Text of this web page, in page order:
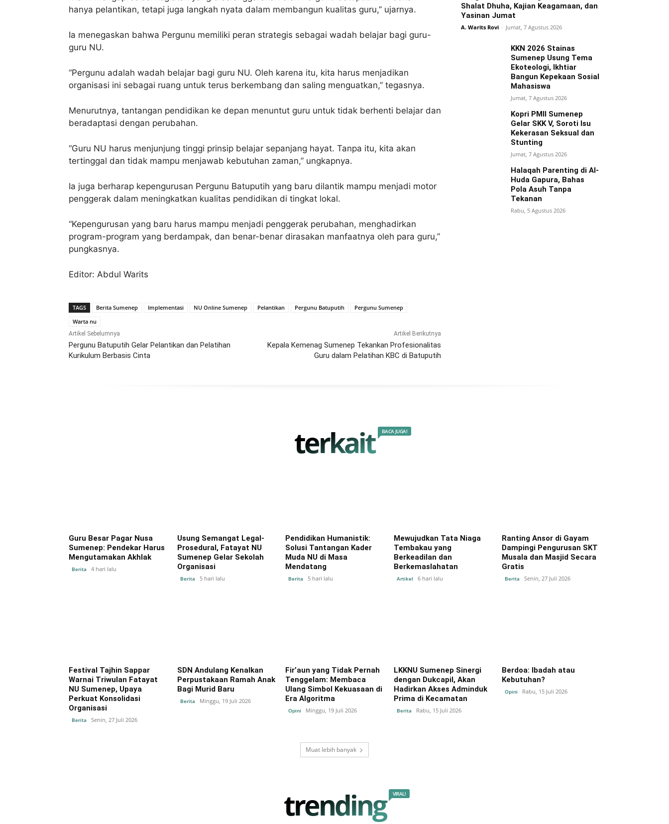
hanya pelantikan, tetapi juga langkah nyata dalam membangun kualitas guru,” ujarnya.
Ia menegaskan bahwa Pergunu memiliki peran strategis sebagai wadah belajar bagi guru-
guru NU.
“Pergunu adalah wadah belajar bagi guru NU. Oleh karena itu, kita harus menjadikan
organisasi ini sebagai ruang untuk terus berkembang dan saling menguatkan,” tegasnya.
Menurutnya, tantangan pendidikan ke depan menuntut guru untuk tidak berhenti belajar dan
beradaptasi dengan perubahan.
“Guru NU harus menjunjung tinggi prinsip belajar sepanjang hayat. Tanpa itu, kita akan
tertinggal dan tidak mampu menjawab kebutuhan zaman,” ungkapnya.
Ia juga berharap kepengurusan Pergunu Batuputih yang baru dilantik mampu menjadi motor
penggerak dalam meningkatkan kualitas pendidikan di tingkat lokal.
“Kepengurusan yang baru harus mampu menjadi penggerak perubahan, menghadirkan
program-program yang berdampak, dan benar-benar dirasakan manfaatnya oleh para guru,”
pungkasnya.
Editor: Abdul Warits
TAGS Berita Sumenep Implementasi NU Online Sumenep Pelantikan Pergunu Batuputih
Pergunu Sumenep
Warta nu
Artikel Sebelumnya
Pergunu Batuputih Gelar Pelantikan dan Pelatihan
Kurikulum Berbasis Cinta
Artikel Berikutnya
Kepala Kemenag Sumenep Tekankan Profesionalitas
Guru dalam Pelatihan KBC di Batuputih
Shalat Dhuha, Kajian Keagamaan, dan
Yasinan Jumat
A. Warits Rovi - Jumat, 7 Agustus 2026
KKN 2026 Stainas
Sumenep Usung Tema
Ekoteologi, Ikhtiar
Bangun Kepekaan Sosial
Mahasiswa
Jumat, 7 Agustus 2026
Kopri PMII Sumenep
Gelar SKK V, Soroti Isu
Kekerasan Seksual dan
Stunting
Jumat, 7 Agustus 2026
Halaqah Parenting di Al-
Huda Gapura, Bahas
Pola Asuh Tanpa
Tekanan
Rabu, 5 Agustus 2026
terkait BACA JUGA!
Guru Besar Pagar Nusa
Sumenep: Pendekar Harus
Mengutamakan Akhlak
Berita 4 hari lalu
Usung Semangat Legal-
Prosedural, Fatayat NU
Sumenep Gelar Sekolah
Organisasi
Berita 5 hari lalu
Pendidikan Humanistik:
Solusi Tantangan Kader
Muda NU di Masa
Mendatang
Berita 5 hari lalu
Mewujudkan Tata Niaga
Tembakau yang
Berkeadilan dan
Berkemaslahatan
Artikel 6 hari lalu
Ranting Ansor di Gayam
Dampingi Pengurusan SKT
Musala dan Masjid Secara
Gratis
Berita Senin, 27 Juli 2026
Festival Tajhin Sappar
Warnai Triwulan Fatayat
NU Sumenep, Upaya
Perkuat Konsolidasi
Organisasi
Berita Senin, 27 Juli 2026
SDN Andulang Kenalkan
Perpustakaan Ramah Anak
Bagi Murid Baru
Berita Minggu, 19 Juli 2026
Fir’aun yang Tidak Pernah
Tenggelam: Membaca
Ulang Simbol Kekuasaan di
Era Algoritma
Opini Minggu, 19 Juli 2026
LKKNU Sumenep Sinergi
dengan Dukcapil, Akan
Hadirkan Akses Adminduk
Prima di Kecamatan
Berita Rabu, 15 Juli 2026
Berdoa: Ibadah atau
Kebutuhan?
Opini Rabu, 15 Juli 2026
Muat lebih banyak
trending VIRAL!